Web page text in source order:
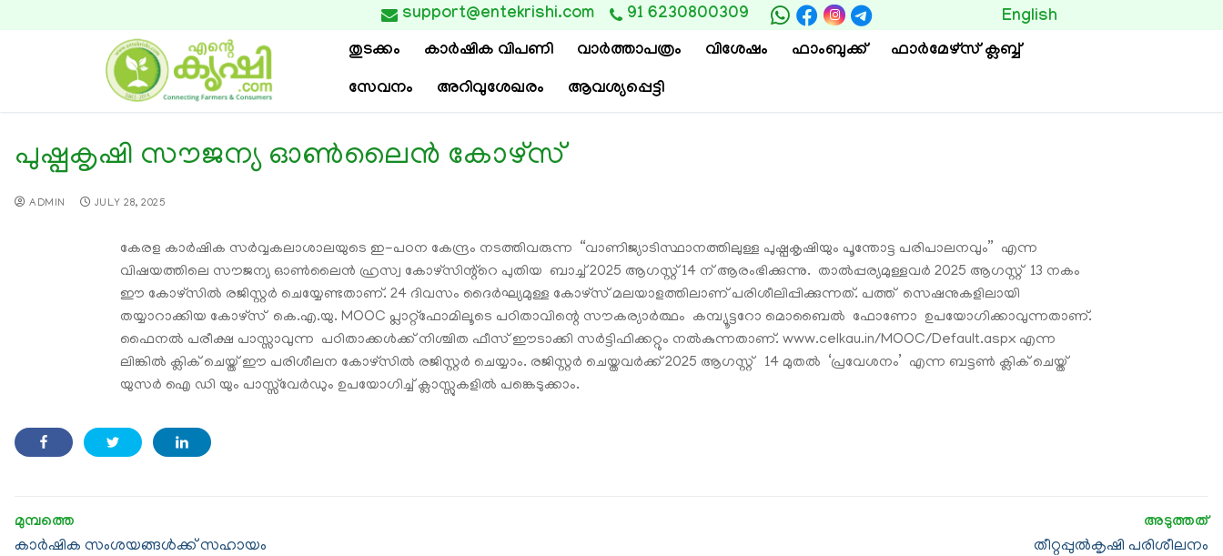
 support@entekrishi.com 91 6230800309
തുടക്കം കാര്‍ഷിക വിപണി വാ‍ർത്താപത്രം വിശേഷം ഫാംബുക്ക്
ഫാര്‍മേഴ്സ് ക്ലബ്ബ്
സേവനം
അറിവുശേഖരം ആവശ്യപ്പെട്ടി
English
പുഷ്പകൃഷി സൗജന്യ ഓൺലൈൻ കോഴ്‌സ്
ADMIN JULY 28, 2025
കേരള കാര്‍ഷിക സര്‍വ്വകലാശാലയുടെ ഇ-പഠന കേന്ദ്രം നടത്തിവരുന്ന “വാണിജ്യാടിസ്ഥാനത്തിലുള്ള പുഷ്പകൃഷിയും പൂന്തോട്ട പരിപാലനവും” എന്ന
വിഷയത്തിലെ സൗജന്യ ഓണ്‍ലൈൻ ഹ്രസ്വ കോഴ്സിന്റ്റെ പുതിയ ബാച്ച് 2025 ആഗസ്റ്റ് 14 ന് ആരംഭിക്കുന്നു. താല്‍പ്പര്യമുള്ളവര്‍ 2025 ആഗസ്റ്റ് 13 നകം
ഈ കോഴ്സില്‍ രജിസ്റ്റര്‍ ചെയ്യേണ്ടതാണ്. 24 ദിവസം ദൈര്‍ഘ്യമുള്ള കോഴ്സ് മലയാളത്തിലാണ് പരിശീലിപ്പിക്കുന്നത്. പത്ത് സെഷനുകളിലായി
തയ്യാറാക്കിയ കോഴ്സ് കെ.എ.യു. MOOC പ്ലാറ്റ്ഫോമിലൂടെ പഠിതാവിന്റെ സൗകര്യാര്‍ത്ഥം കമ്പ്യൂട്ടറോ മൊബൈല്‍ ഫോണോ ഉപയോഗിക്കാവുന്നതാണ്.
ഫൈനല്‍ പരീക്ഷ പാസ്സാവുന്ന പഠിതാക്കള്‍ക്ക് നിശ്ചിത ഫീസ്‌ ഈടാക്കി സര്‍ട്ടിഫിക്കറ്റും നല്‍കുന്നതാണ്. www.celkau.in/MOOC/Default.aspx എന്ന
ലിങ്കില്‍ ക്ലിക് ചെയ്ത് ഈ പരിശീലന കോഴ്സില്‍ രജിസ്റ്റർ ചെയ്യാം. രജിസ്റ്റര്‍ ചെയ്തവര്‍ക്ക് 2025 ആഗസ്റ്റ് 14 മുതല്‍ ‘പ്രവേശനം’ എന്ന ബട്ടണ്‍ ക്ലിക് ചെയ്ത്
യുസർ ഐ ഡി യും പാസ്സ്‌വേര്‍ഡും ഉപയോഗിച്ച് ക്ലാസ്സുകളിൽ പങ്കെടുക്കാം.
കാർഷിക സംശയങ്ങൾക്ക് സഹായം തീറ്റപ്പുൽകൃഷി പരിശീലനം